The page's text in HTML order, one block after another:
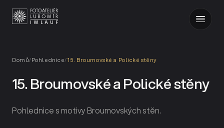
Domů/Pohlednice/15. Broumovské a Polické stěny
15. Broumovské a Polické stěny
Pohlednice s motivy Broumovských stěn.